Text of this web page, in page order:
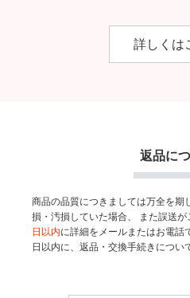
詳しくは
返品に
商品の品質につきましては万全を期
損・汚損していた場合、
また誤送
日以内に詳細をメールまたはお電話
日以内に、返品・交換手続きについ